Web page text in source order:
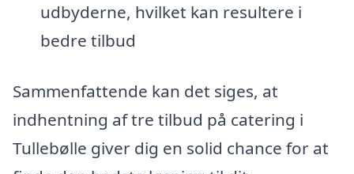
udbyderne, hvilket kan resultere i
bedre tilbud
Sammenfattende kan det siges, at
indhentning af tre tilbud på catering i
Tullebølle giver dig en solid chance for at